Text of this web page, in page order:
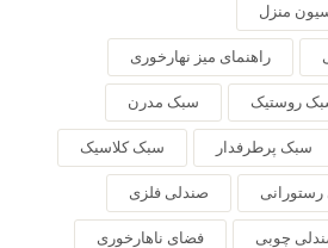
منزل
راهنمای میز نهارخوری
روستیک سبک مدرن
سبک پرطرفدار سبک کلاسیک
صندلی فلزی
چوبی فضای ناهارخوری